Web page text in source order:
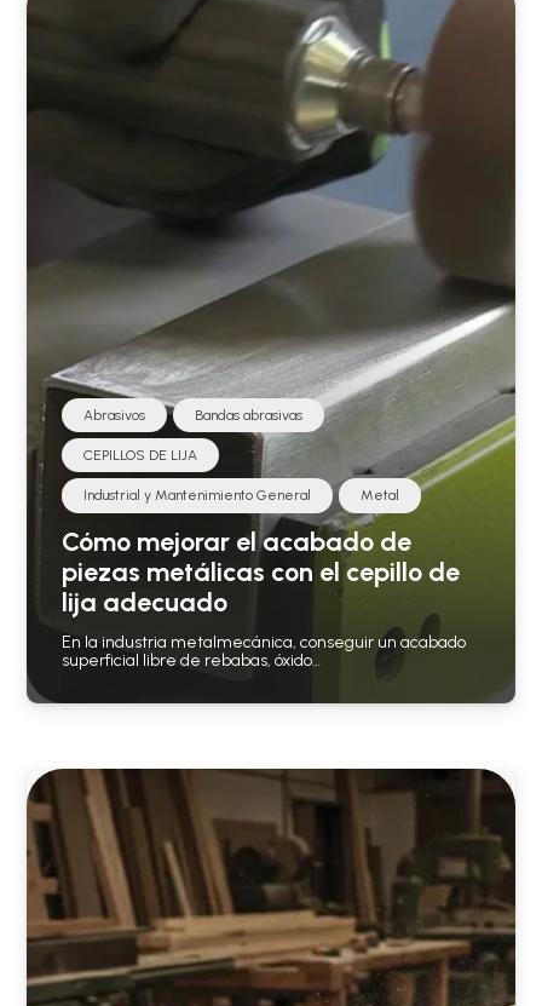
Abrasivos Bandas abrasivas
CEPILLOS DE LIJA
Industrial y Mantenimiento General Metal
Cómo mejorar el acabado de
piezas metálicas con el cepillo de
lija adecuado
En la industria metalmecánica, conseguir un acabado
superficial libre de rebabas, óxido…